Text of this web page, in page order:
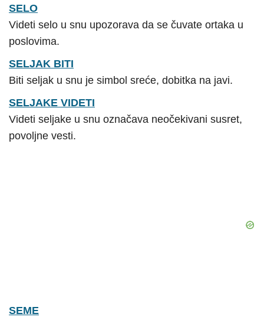
SELO
Videti selo u snu upozorava da se čuvate ortaka u
poslovima.
SELJAK BITI
Biti seljak u snu je simbol sreće, dobitka na javi.
SELJAKE VIDETI
Videti seljake u snu označava neočekivani susret,
povoljne vesti.
SEME